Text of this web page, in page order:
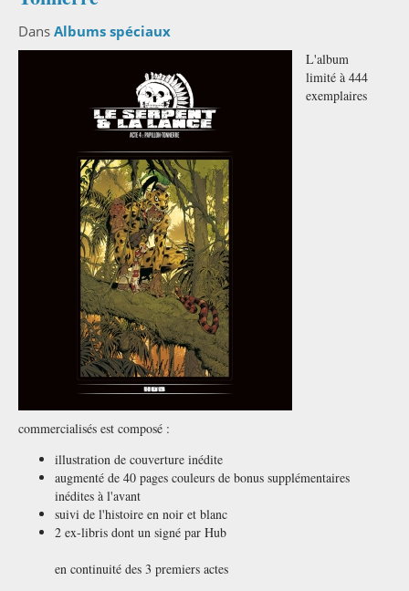
Dans Albums spéciaux
L'album
limité à 444
exemplaires
commercialisés est composé :
illustration de couverture inédite
augmenté de 40 pages couleurs de bonus supplémentaires
inédites à l'avant
suivi de l'histoire en noir et blanc
2 ex-libris dont un signé par Hub
en continuité des 3 premiers actes